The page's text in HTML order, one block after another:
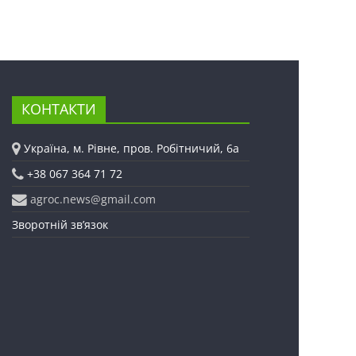
КОНТАКТИ
Україна, м. Рівне, пров. Робітничий, 6а
+38 067 364 71 72
agroc.news@gmail.com
Зворотній зв’язок